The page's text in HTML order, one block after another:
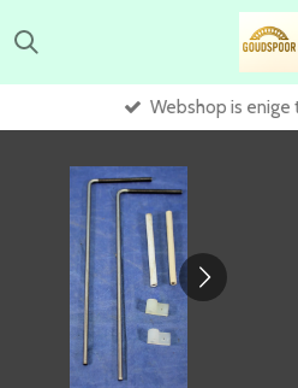
direct
hoofdinhoud
Webshop is enige tijd gesloten.